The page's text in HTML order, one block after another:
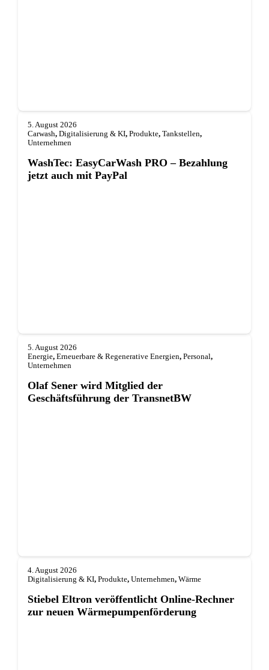
5. August 2026
Carwash, Digitalisierung & KI, Produkte, Tankstellen,
Unternehmen
WashTec: EasyCarWash PRO – Bezahlung
jetzt auch mit PayPal
5. August 2026
Energie, Erneuerbare & Regenerative Energien, Personal,
Unternehmen
Olaf Sener wird Mitglied der
Geschäftsführung der TransnetBW
4. August 2026
Digitalisierung & KI, Produkte, Unternehmen, Wärme
Stiebel Eltron veröffentlicht Online-Rechner
zur neuen Wärmepumpenförderung